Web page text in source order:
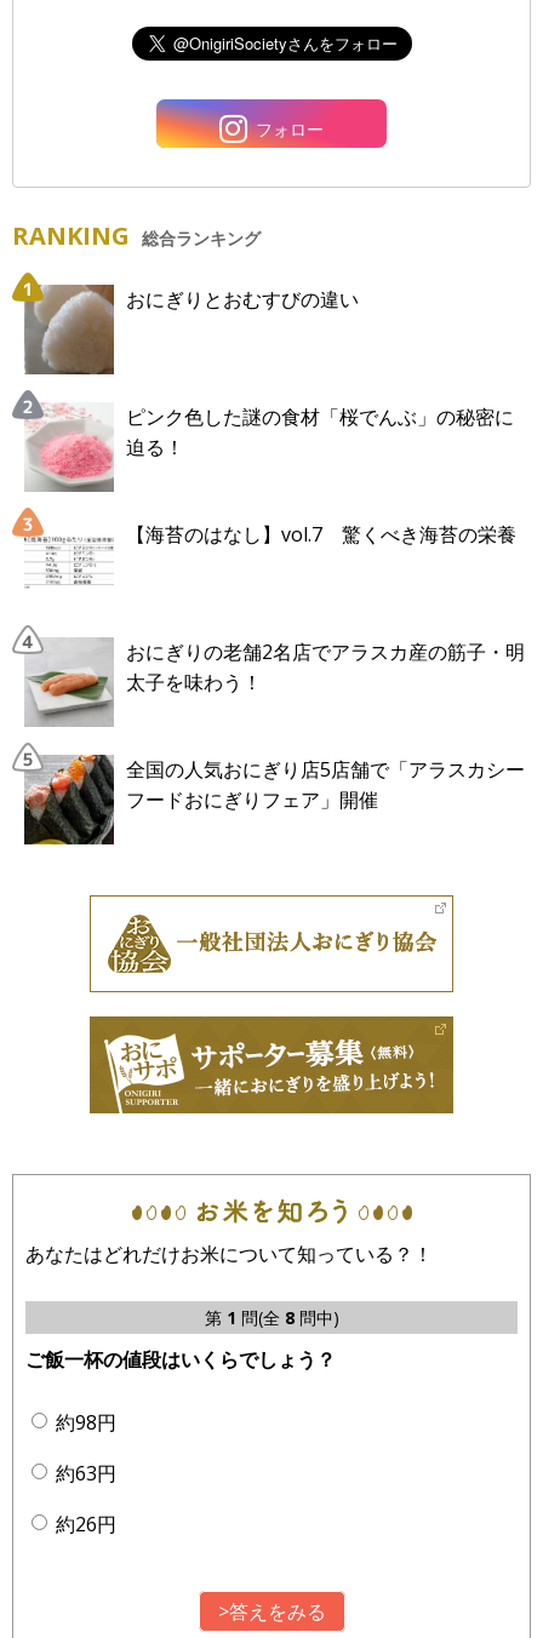
フォロー
RANKING 総合ランキング
おにぎりとおむすびの違い
ピンク色した謎の食材「桜でんぶ」の秘密に
迫る！
【海苔のはなし】vol.7 驚くべき海苔の栄養
おにぎりの老舗2名店でアラスカ産の筋子・明
太子を味わう！
全国の人気おにぎり店5店舗で「アラスカシー
フードおにぎりフェア」開催
あなたはどれだけお米について知っている？！
第 1 問(全 8問中)
ご飯一杯の値段はいくらでしょう？
約98円
約63円
約26円
>答えをみる